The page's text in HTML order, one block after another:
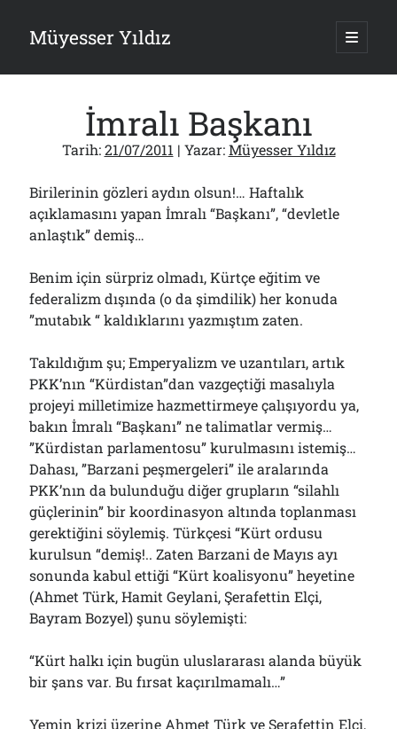
Müyesser Yıldız ana
Yan
Menü
Son Yazılar
Gazi’den Milletvekillerine Kurşun Gibi Sözler!..
07/08/2026
05/08/2026
15 Temmuz Soruları… Nasuh Mahruki’nin “Suçu”!..
03/08/2026
Teröristlere G……yle Güldürdünüz”
01/08/2026
Papazın “Komutanı” Ayasofya ve Patrikhane İçin ABD’yi Göreve
Çağırdı!..
31/07/2026
Arşivler
Arşivler
İmralı Başkanı
Tarih:21/07/2011 | Yazar:Müyesser Yıldız
Birilerinin gözleri aydın olsun!… Haftalık
açıklamasını yapan İmralı “Başkanı”, “devletle
anlaştık” demiş…
Benim için sürpriz olmadı, Kürtçe eğitim ve
federalizm dışında (o da şimdilik) her konuda
”mutabık “ kaldıklarını yazmıştım zaten.
Takıldığım şu; Emperyalizm ve uzantıları, artık
PKK’nın “Kürdistan”dan vazgeçtiği masalıyla
projeyi milletimize hazmettirmeye çalışıyordu ya,
bakın İmralı “Başkanı” ne talimatlar vermiş…
”Kürdistan parlamentosu” kurulmasını istemiş…
Dahası, ”Barzani peşmergeleri” ile aralarında
PKK’nın da bulunduğu diğer grupların “silahlı
güçlerinin” bir koordinasyon altında toplanması
gerektiğini söylemiş. Türkçesi “Kürt ordusu
kurulsun “demiş!.. Zaten Barzani de Mayıs ayı
sonunda kabul ettiği “Kürt koalisyonu” heyetine
(Ahmet Türk, Hamit Geylani, Şerafettin Elçi,
Bayram Bozyel) şunu söylemişti:
“Kürt halkı için bugün uluslararası alanda büyük
bir şans var. Bu fırsat kaçırılmamalı…”
Yemin krizi üzerine Ahmet Türk ve Şerafettin Elçi,